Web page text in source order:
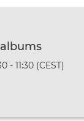
- 11:30 (CEST)